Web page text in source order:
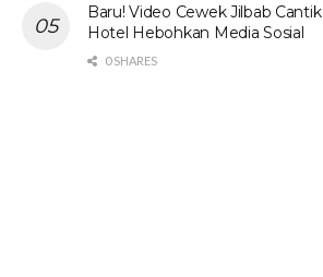
Baru! Video Cewek Jilbab
Hotel Hebohkan Media Sosial
0 SHARES